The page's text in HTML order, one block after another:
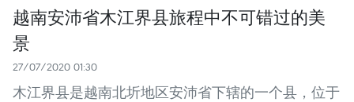
越南安沛省木江界县旅程中不可错过的美
景
27/07/2020 01:30
木江界县是越南北圻地区安沛省下辖的一个县，位于